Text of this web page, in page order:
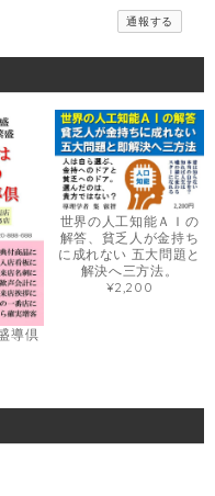
通報する
導倶
世界の人工知能ＡＩの
解答、貧乏人が金持ち
に成れない 五大問題と
解決へ三方法。
¥2,200